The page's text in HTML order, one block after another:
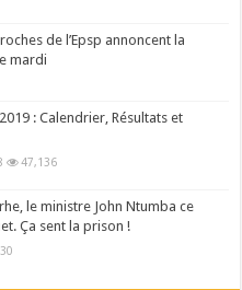
de l’Epsp annoncent la
mardi
: Calendrier, Résultats et
47,136
le ministre John Ntumba ce
Ça sent la prison !